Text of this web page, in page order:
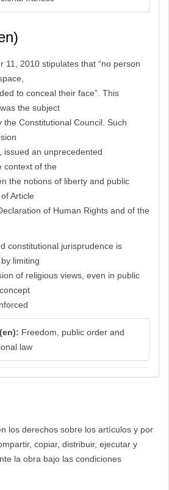
11, 2010 stipulates that “no person
to conceal their face”. This
the subject
the Constitutional Council. Such
issued an unprecedented
context of the
the notions of liberty and public
Article
of Human Rights and of the
constitutional jurisprudence is
limiting
of religious views, even in public
Freedom, public order and
law
los derechos sobre los artículos y por
copiar, distribuir, ejecutar y
la obra bajo las condiciones